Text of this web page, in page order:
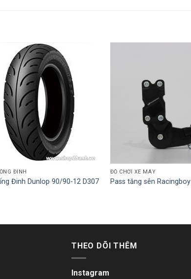
ĐINH
Đinh Dunlop 90/90-12 D307
ĐỒ CHƠI XE MÁY
Pass tăng sên Racingboy
THEO DÕI THÊM
Instagram